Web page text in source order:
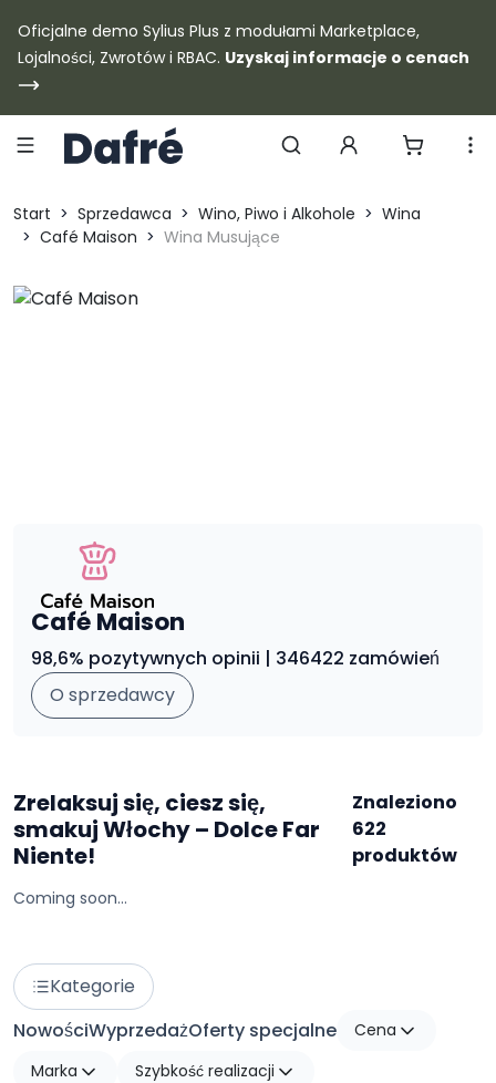
Dafre
Oficjalne demo Sylius Plus z modułami Marketplace,
Lojalności, Zwrotów i RBAC. Uzyskaj informacje o cenach
Start
Sprzedawca Wino, Piwo i Alkohole
Wina
Café Maison
Wina Musujące
Café Maison
98,6% pozytywnych opinii | 346422 zamówień
O sprzedawcy
Zrelaksuj się, ciesz się,
smakuj Włochy – Dolce Far
Niente!
Znaleziono
622
produktów
Coming soon...
Kategorie
NowościWyprzedażOferty specjalne
Cena
Marka
Szybkość realizacji